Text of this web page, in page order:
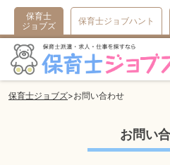
保育士
ジョブズ
保育士ジョブハント
保育士ジョブズ お問い合わせ
お問い